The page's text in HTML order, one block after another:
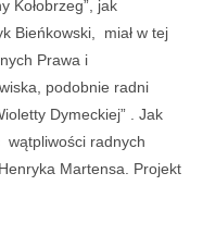
Kołobrzeg”, jak
Bieńkowski, miał w tej
Prawa i
podobnie radni
Dymeckiej” . Jak
wątpliwości radnych
Martensa. Projekt